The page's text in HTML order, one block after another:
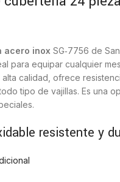
acero inox SG‑7756 de
para equipar cualquier
calidad, ofrece
tipo de vajillas. Es una
resistente y
inox